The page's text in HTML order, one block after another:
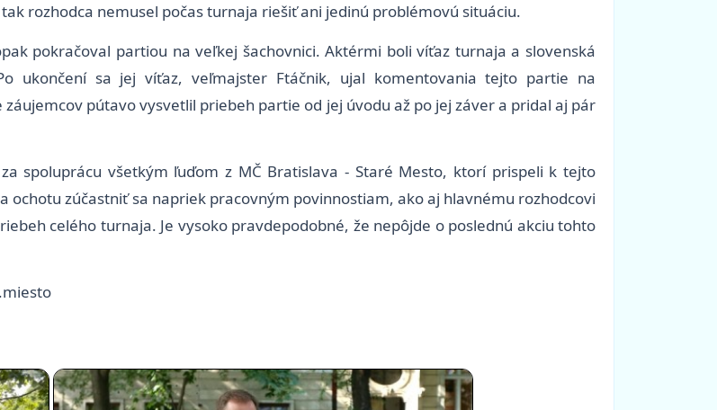
rozhodca nemusel počas turnaja riešiť ani jedinú problémovú situáciu.
pokračoval partiou na veľkej šachovnici. Aktérmi boli víťaz turnaja a slovenská
ukončení sa jej víťaz, veľmajster Ftáčnik, ujal komentovania tejto partie na
pútavo vysvetlil priebeh partie od jej úvodu až po jej záver a pridal aj pár
spoluprácu všetkým ľuďom z MČ Bratislava - Staré Mesto, ktorí prispeli k tejto
ochotu zúčastniť sa napriek pracovným povinnostiam, ako aj hlavnému rozhodcovi
celého turnaja. Je vysoko pravdepodobné, že nepôjde o poslednú akciu tohto